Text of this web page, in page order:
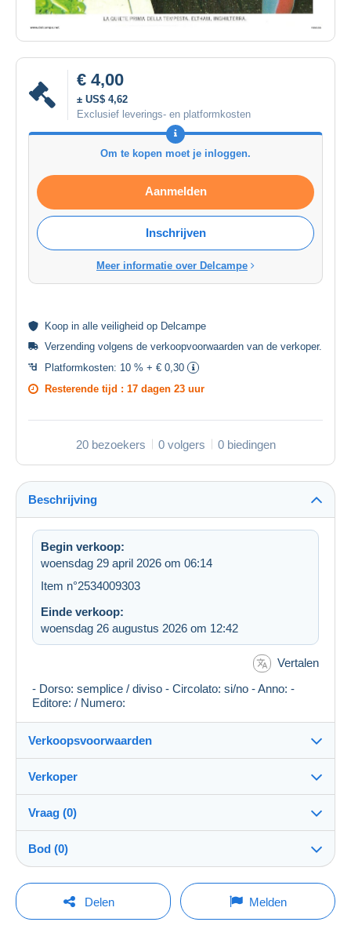
€ 4,00
± US$ 4,62
Exclusief leverings- en platformkosten
Om te kopen moet je inloggen.
Aanmelden
Inschrijven
Meer informatie over Delcampe
Koop in alle veiligheid op Delcampe
Verzending volgens de verkoopvoorwaarden van de verkoper.
Platformkosten: 10 % + € 0,30
Resterende tijd : 17 dagen 23 uur
20 bezoekers 0 volgers 0 biedingen
Beschrijving
Begin verkoop:
woensdag 29 april 2026 om 06:14
Item n°2534009303
Einde verkoop:
woensdag 26 augustus 2026 om 12:42
Vertalen
- Dorso: semplice / diviso - Circolato: si/no - Anno: -
Editore: / Numero:
Verkoopsvoorwaarden
Bestemming:
Zie de lijst van landen
Verzending:
Verzending na betaling
Voor rekening van de koper
Betaalmogelijkheden:
Verkoper
rascas100%(6671x)
Winkel
Vraag (0)
Om een vraag te stellen moet u een sessie
Bod (0)
De verkoop zal met één minuut worden verlengd
indien een bod wordt uitgebracht minder dan één
minuut voor de uiterste termijn.
Delen Melden